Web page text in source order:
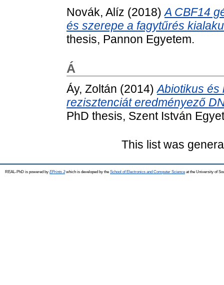
Novák, Alíz (2018)A CBF14
és szerepe a fagytűrés
thesis, Pannon Egyetem.
Á
Áy, Zoltán (2014)Abiotikus és
rezisztenciát eredményező
PhD thesis, Szent István
This list was
REAL-PhD is powered by EPrints 3which is developed by the School of Electronics and Computer Science at the University of